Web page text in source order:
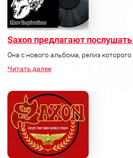
Saxon предлагают
Она с нового альбома, релиз которого
Читать далее